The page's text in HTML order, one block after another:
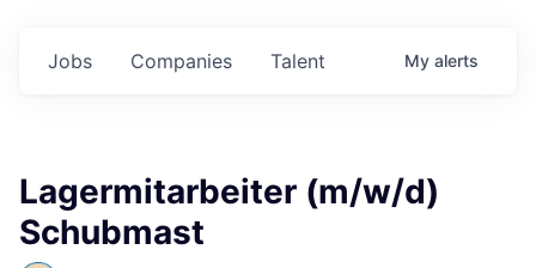
Jobs Companies Talent My alerts
Lagermitarbeiter (m/w/d)
Schubmast